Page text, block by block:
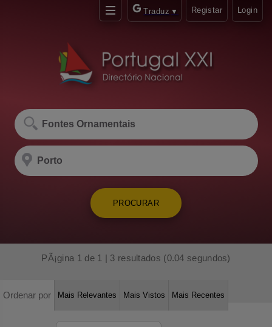
Traduz ▼ Registar Login
PROCURAR
PÃ¡gina 1 de 1 | 3 resultados (0.04 segundos)
Ordenar por Mais Relevantes Mais Vistos Mais Recentes